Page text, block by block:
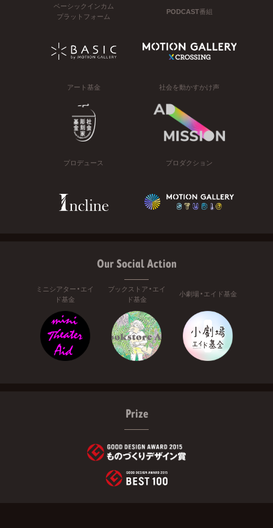
ベーシックインカム
プラットフォーム
PODCAST番組
アート基金 社会を動かすかけ声
プロデュース プロダクション
Our Social Action
ミニシアター・エイ
ド基金
ブックストア・エイ
ド基金
小劇場・エイド基金
Prize